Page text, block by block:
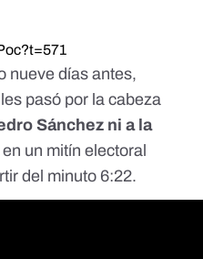
nueve días antes,
pasó por la cabeza
Sánchez ni a la
en un mitín electoral
del minuto 6:22.